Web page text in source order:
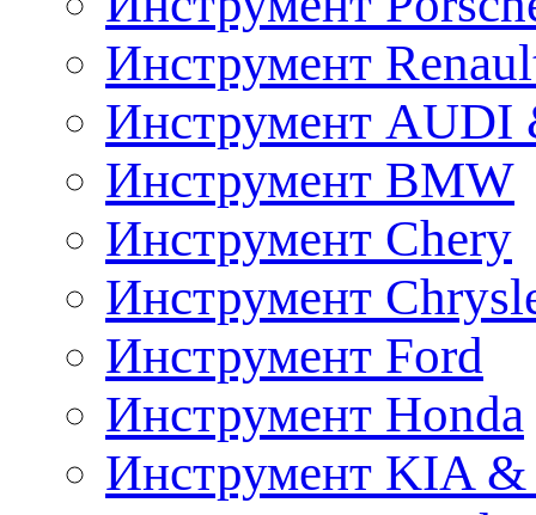
Инструмент
Инструмент AUDI
Инструмент BMW
Инструмент Chery
Инструмент
Инструмент Ford
Инструмент Honda
Инструмент KIA